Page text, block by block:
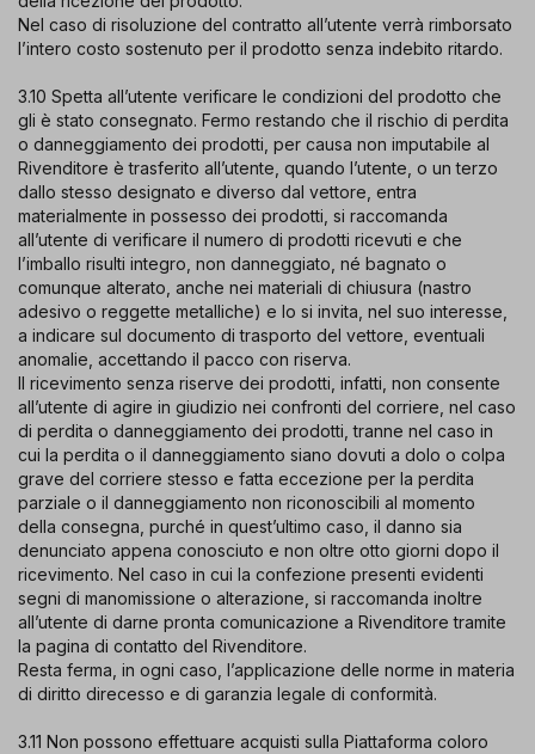
Nel caso di risoluzione del contratto all’utente verrà rimborsato
l’intero costo sostenuto per il prodotto senza indebito ritardo.
3.10 Spetta all’utente verificare le condizioni del prodotto che
gli è stato consegnato. Fermo restando che il rischio di perdita
o danneggiamento dei prodotti, per causa non imputabile al
Rivenditore è trasferito all’utente, quando l’utente, o un terzo
dallo stesso designato e diverso dal vettore, entra
materialmente in possesso dei prodotti, si raccomanda
all’utente di verificare il numero di prodotti ricevuti e che
l’imballo risulti integro, non danneggiato, né bagnato o
comunque alterato, anche nei materiali di chiusura (nastro
adesivo o reggette metalliche) e lo si invita, nel suo interesse,
a indicare sul documento di trasporto del vettore, eventuali
anomalie, accettando il pacco con riserva.
Il ricevimento senza riserve dei prodotti, infatti, non consente
all’utente di agire in giudizio nei confronti del corriere, nel caso
di perdita o danneggiamento dei prodotti, tranne nel caso in
cui la perdita o il danneggiamento siano dovuti a dolo o colpa
grave del corriere stesso e fatta eccezione per la perdita
parziale o il danneggiamento non riconoscibili al momento
della consegna, purché in quest’ultimo caso, il danno sia
denunciato appena conosciuto e non oltre otto giorni dopo il
ricevimento. Nel caso in cui la confezione presenti evidenti
segni di manomissione o alterazione, si raccomanda inoltre
all’utente di darne pronta comunicazione a Rivenditore tramite
la pagina di contatto del Rivenditore.
Resta ferma, in ogni caso, l’applicazione delle norme in materia
di diritto direcesso e di garanzia legale di conformità.
3.11 Non possono effettuare acquisti sulla Piattaforma coloro